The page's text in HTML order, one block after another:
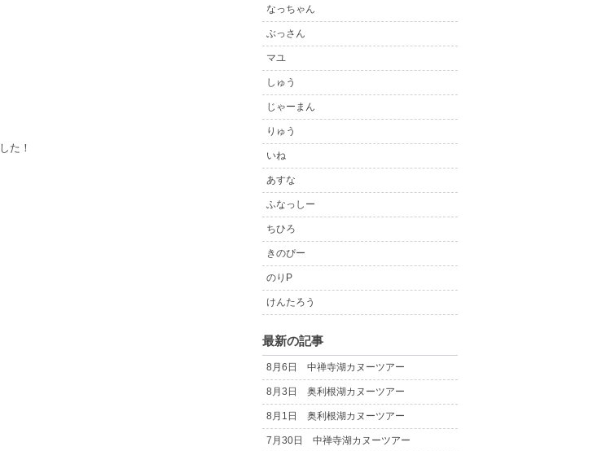
た！
なっちゃん
ぶっさん
マユ
しゅう
じゃーまん
りゅう
いね
あすな
ふなっしー
ちひろ
きのぴー
のりP
けんたろう
最新の記事
8月6日 中禅寺湖カヌーツアー
8月3日 奥利根湖カヌーツアー
8月1日 奥利根湖カヌーツアー
7月30日 中禅寺湖カヌーツアー